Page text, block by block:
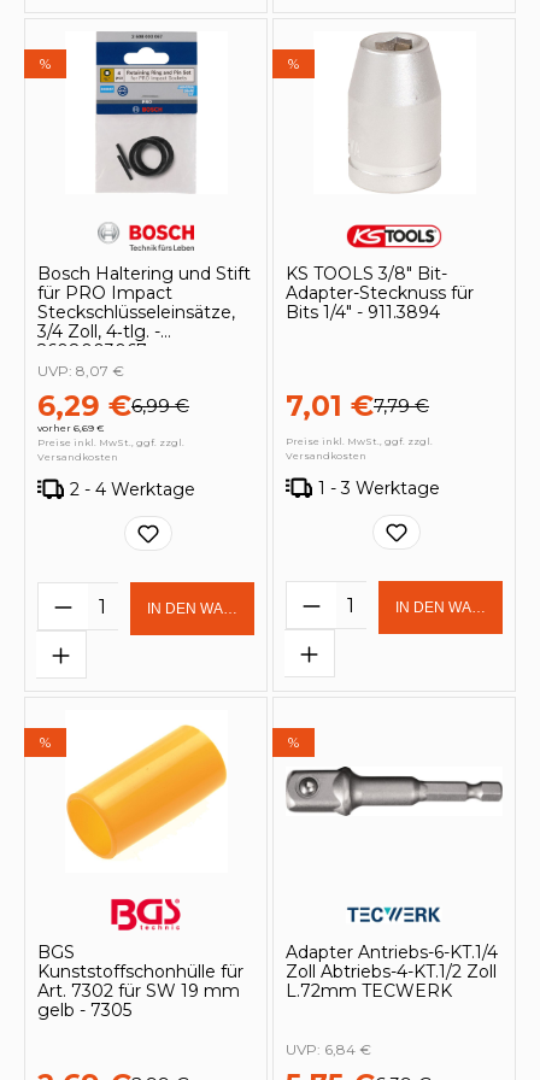
%
Bosch Haltering und Stift
für PRO Impact
Steckschlüsseleinsätze,
3/4 Zoll, 4‑tlg. -
2608003067
6,29 €6,99 €
vorher 6,69 €
UVP: 8,07 €
Preise inkl. MwSt., ggf. zzgl.
Versandkosten
2 - 4 Werktage
Produkt Anzahl: Gib den
IN DEN WARENKORB
%
KS TOOLS 3/8" Bit-
Adapter-Stecknuss für
Bits 1/4" - 911.3894
7,01 €7,79 €
Preise inkl. MwSt., ggf. zzgl.
Versandkosten
1 - 3 Werktage
Produkt Anzahl:
IN DEN
%
BGS
Kunststoffschonhülle für
Art. 7302 für SW 19 mm
gelb - 7305
%
Adapter Antriebs-6-KT.1/4
Zoll Abtriebs-4-KT.1/2 Zoll
L.72mm TECWERK
UVP: 6,84 €